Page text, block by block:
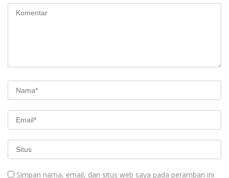
Simpan nama, email, dan situs web saya pada peramban ini